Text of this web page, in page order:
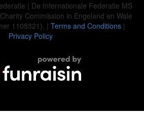
| De Internationale Federatie MS
Commission in Engeland en Wale
1105321). | Terms and Conditions|
Privacy Policy